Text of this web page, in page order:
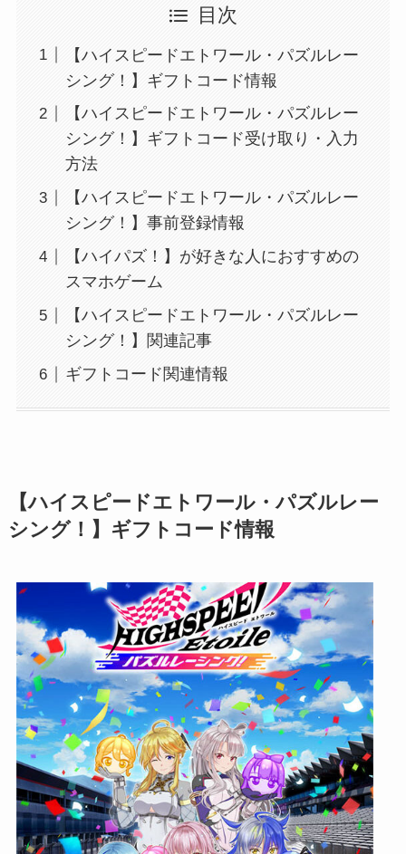
目次
【ハイスピードエトワール・パズルレー
シング！】ギフトコード情報
【ハイスピードエトワール・パズルレー
シング！】ギフトコード受け取り・入力
方法
【ハイスピードエトワール・パズルレー
シング！】事前登録情報
【ハイパズ！】が好きな人におすすめの
スマホゲーム
【ハイスピードエトワール・パズルレー
シング！】関連記事
ギフトコード関連情報
【ハイスピードエトワール・パズルレー
シング！】ギフトコード情報